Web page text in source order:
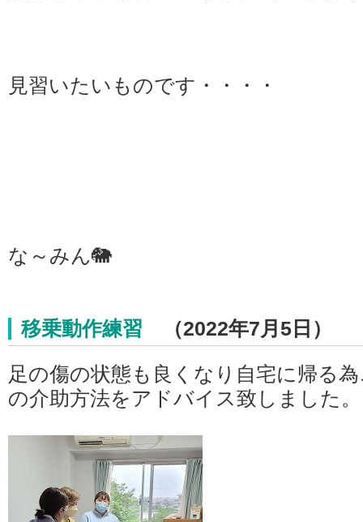
見習いたいものです・・・・
な～みん🐘
移乗動作練習 （2022年7月5日）
足の傷の状態も良くなり自宅に帰る
の介助方法をアドバイス致しました。